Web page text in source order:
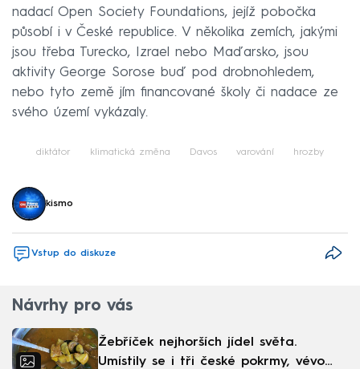
nadací Open Society Foundations, jejíž pobočka
působí i v České republice. V několika zemích, jakými
jsou třeba Turecko, Izrael nebo Maďarsko, jsou
aktivity George Sorose buď pod drobnohledem,
nebo tyto země jím financované školy či nadace ze
svého území vykázaly.
diktátor klimatická změna Davos varování hrozby
kismo
Vstup do diskuze
Návrhy pro vás
Žebříček nejhorších jídel světa.
Umístily se i tři české pokrmy, vévodí